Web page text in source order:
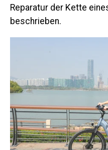
Reparatur der Kette
beschrieben.